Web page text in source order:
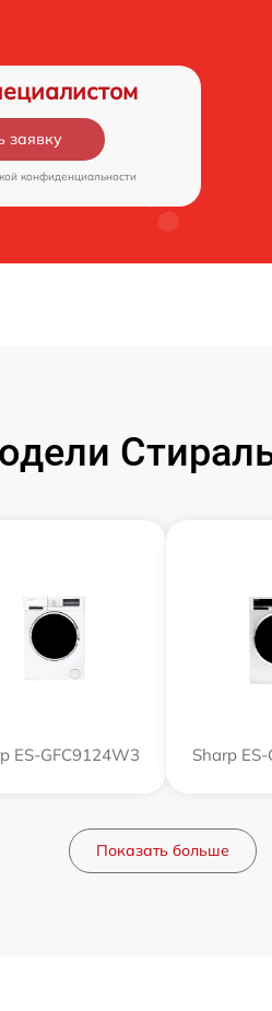
заявку
конфиденциальности
ES-GFC9124W3 Sharp
Показать больше